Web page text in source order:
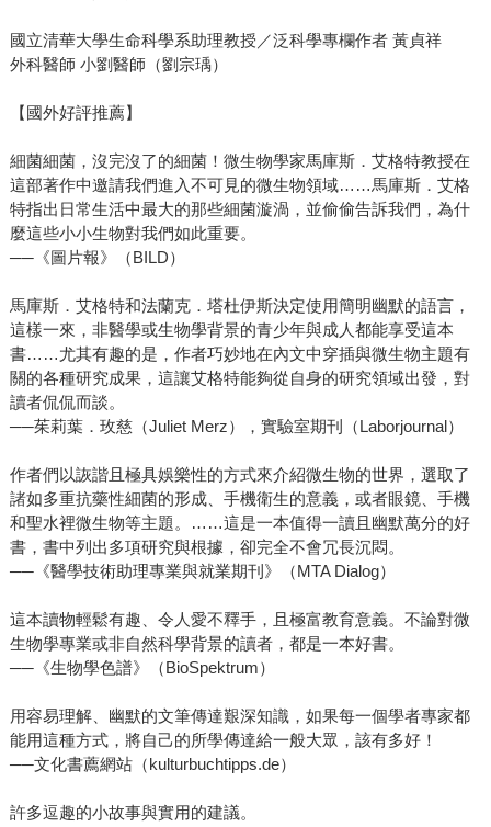
國立清華大學生命科學系助理教授／泛科學專欄作者 黃貞祥
外科醫師 小劉醫師（劉宗瑀）
【國外好評推薦】
細菌細菌，沒完沒了的細菌！微生物學家馬庫斯．艾格特教授在
這部著作中邀請我們進入不可見的微生物領域……馬庫斯．艾格
特指出日常生活中最大的那些細菌漩渦，並偷偷告訴我們，為什
麼這些小小生物對我們如此重要。
──《圖片報》（BILD）
馬庫斯．艾格特和法蘭克．塔杜伊斯決定使用簡明幽默的語言，
這樣一來，非醫學或生物學背景的青少年與成人都能享受這本
書……尤其有趣的是，作者巧妙地在內文中穿插與微生物主題有
關的各種研究成果，這讓艾格特能夠從自身的研究領域出發，對
讀者侃侃而談。
──茱莉葉．玫慈（Juliet Merz），實驗室期刊（Laborjournal）
作者們以詼諧且極具娛樂性的方式來介紹微生物的世界，選取了
諸如多重抗藥性細菌的形成、手機衛生的意義，或者眼鏡、手機
和聖水裡微生物等主題。……這是一本值得一讀且幽默萬分的好
書，書中列出多項研究與根據，卻完全不會冗長沉悶。
──《醫學技術助理專業與就業期刊》（MTA Dialog）
這本讀物輕鬆有趣、令人愛不釋手，且極富教育意義。不論對微
生物學專業或非自然科學背景的讀者，都是一本好書。
──《生物學色譜》（BioSpektrum）
用容易理解、幽默的文筆傳達艱深知識，如果每一個學者專家都
能用這種方式，將自己的所學傳達給一般大眾，該有多好！
──文化書薦網站（kulturbuchtipps.de）
許多逗趣的小故事與實用的建議。